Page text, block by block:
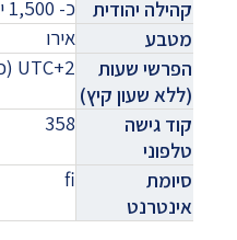
קהילה יהודית
כ- 1,500 יהודים
מטבע
אירו
הפרשי שעות
(ללא שעון קיץ)
UTC+2
קוד גישה
טלפוני
358
סיומת
אינטרנט
fi